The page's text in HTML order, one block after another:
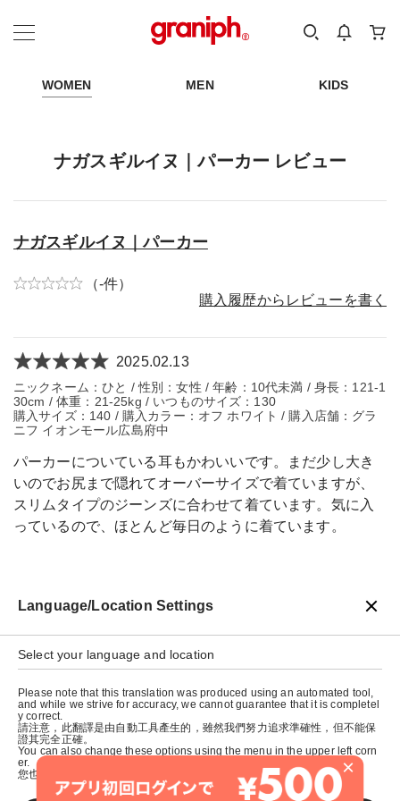
カテゴリーから探す
WOMEN MEN KIDS
ナガスギルイヌ｜パーカー レビュー
ナガスギルイヌ｜パーカー
（-件）
購入履歴からレビューを書く
2025.02.13
ニックネーム：ひと / 性別：女性 / 年齢：10代未満 / 身長：121-1
30cm / 体重：21-25kg / いつものサイズ：130
購入サイズ：140 / 購入カラー：オフ ホワイト / 購入店舗：グラ
ニフ イオンモール広島府中
パーカーについている耳もかわいいです。まだ少し大き
いのでお尻まで隠れてオーバーサイズで着ていますが、
スリムタイプのジーンズに合わせて着ています。気に入
っているので、ほとんど毎日のように着ています。
×
Language/Location Settings
Select your language and location
Please note that this translation was produced using an automated tool,
and while we strive for accuracy, we cannot guarantee that it is completel
y correct.
請注意，此翻譯是由自動工具產生的，雖然我們努力追求準確性，但不能保
證其完全正確。
You can also change these options using the menu in the upper left corn
er.
您也可以使用左上角的選單來更改這些選項。